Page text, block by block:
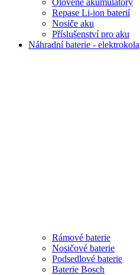
Repase Li-ion baterií
Nosiče aku
Příslušenství pro aku
Náhradní baterie - elektrokola
Rámové baterie
Nosičové baterie
Podsedlové baterie
Baterie Bosch